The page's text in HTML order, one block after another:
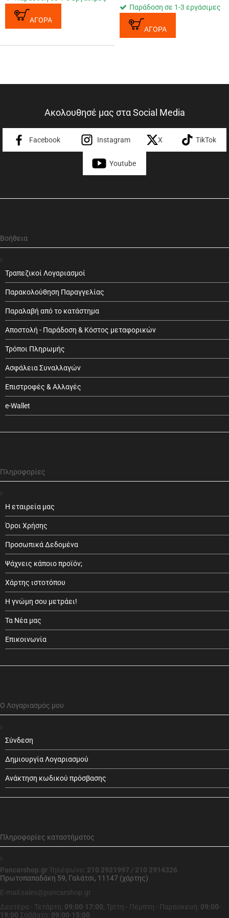
ΑΓΟΡΑ
Παράδοση σε 1-3 εργάσιμες
ΑΓΟΡΑ
Ακολουθησέ μας στα Social Media
Facebook Instagram X TikTok
Youtube
Βοήθεια
Τραπεζικοί Λογαριασμοί
Παρακολούθηση Παραγγελίας
Παραλαβή από το κατάστημα
Αποστολή - Παράδοση & Κόστος μεταφορικών
Τρόποι Πληρωμής
Ασφάλεια Συναλλαγών
Επιστροφές & Αλλαγές
e-Wallet
Πληροφορίες
Η εταιρεία μας
Όροι Χρήσης
Προσωπικά Δεδομένα
Ψάχνεις κάποιο προϊόν;
Χάρτης ιστοτόπου
Η γνώμη σου μετράει!
Τα Νέα μας
Επικοινωνία
Ο Λογαριασμός μου
Σύνδεση
Δημιουργία Λογαριασμού
Ανάκτηση κωδικού πρόσβασης
Πληροφορίες καταστήματος
Pancarshop.gr Τηλέφωνο: 210 2921997 / 210 2914326
Πρωτοπαπαδάκη 59, Γαλάτσι, 11147 (χάρτης)
E-mail:sales@pancarshop.gr
Δευτέρα - Τετάρτη: 09:00-17:00, Τρίτη - Πέμπτη - Παρασκευή: 09:00-
19:00 Σάββατο: 09:00-15:00